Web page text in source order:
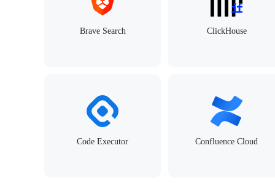
Brave Search ClickHouse
Code Executor Confluence Cloud